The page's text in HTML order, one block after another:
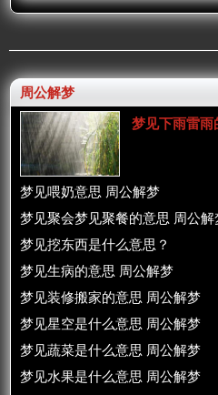
周公解梦
梦见下雨雷雨
梦见喂奶意思 周公解梦
梦见聚会梦见聚餐的意思 周公解
梦见挖东西是什么意思？
梦见生病的意思 周公解梦
梦见装修搬家的意思 周公解梦
梦见星空是什么意思 周公解梦
梦见蔬菜是什么意思 周公解梦
梦见水果是什么意思 周公解梦